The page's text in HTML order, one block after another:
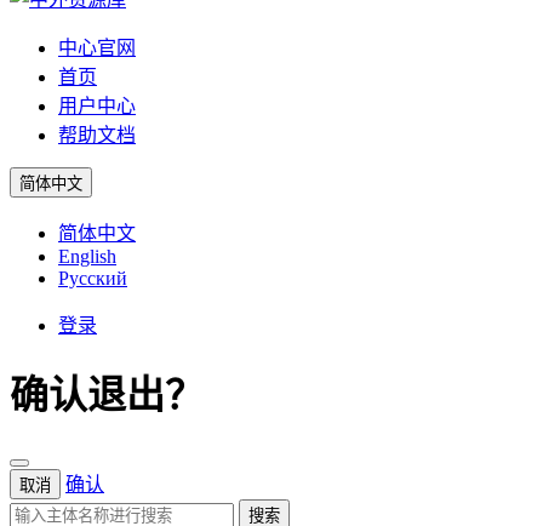
中心官网
首页
用户中心
帮助文档
简体中文
简体中文
English
Русский
登录
确认退出？
取消 确认
搜索